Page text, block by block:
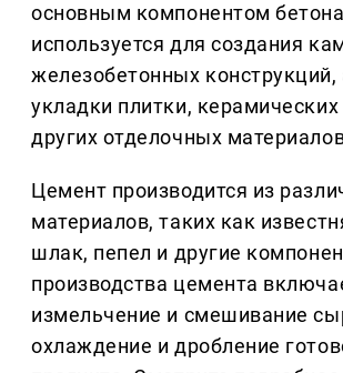
основным компонентом
используется для создания
железобетонных
укладки плитки, керамических
других отделочных
Цемент производится из
материалов, таких как
шлак, пепел и другие
производства цемента
измельчение и смешивание
охлаждение и дробление